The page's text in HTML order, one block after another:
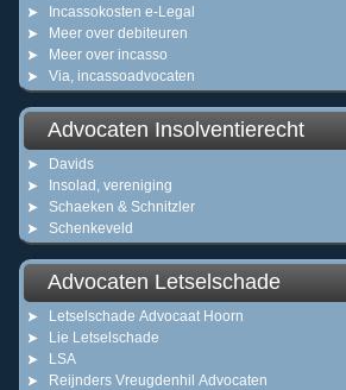
Incassokosten e-Legal
Meer over debiteuren
Meer over incasso
Via, incassoadvocaten
Advocaten Insolventierecht
Davids
Insolad, vereniging
Schaeken & Schnitzler
Schenkeveld
Advocaten Letselschade
Letselschade Advocaat Hoorn
Lie Letselschade
LSA
Reijnders Vreugdenhil Advocaten